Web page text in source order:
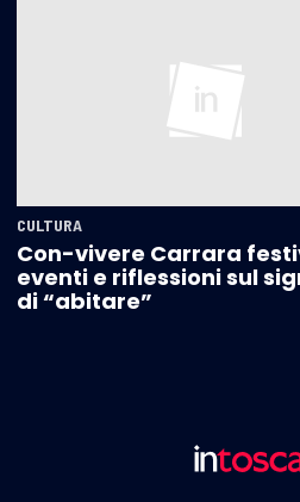
CULTURA
Con-vivere Carrara
eventi e riflessioni sul
di “abitare”